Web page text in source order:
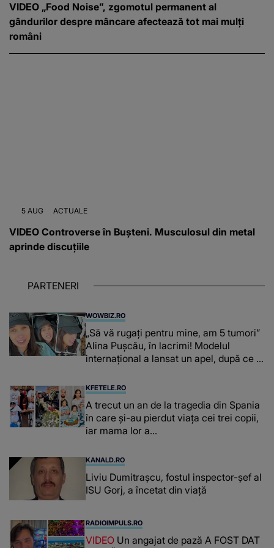
VIDEO „Food Noise”, zgomotul permanent al
gândurilor despre mâncare afectează tot mai mulți
români
5 AUG ACTUALE
VIDEO Controverse în Bușteni. Musculosul din metal
aprinde discuțiile
PARTENERI
WOWBIZ.RO
„Să vă rugați pentru mine, am 5 tumori”
Alina Pușcău, în lacrimi! Modelul
internațional a lansat un apel, după ce a
KFETELE.RO
A trecut un an de la tragedia din Spania
în care și-au pierdut viața cei trei copii,
iar mama lor a…
KANALD.RO
Liviu Dumitrașcu, fostul inspector-șef al
ISU Gorj, a încetat din viață
RADIOIMPULS.RO
VIDEO Un angajat de pază A FOST DAT